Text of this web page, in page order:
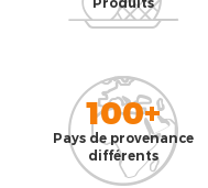
100+
Pays de provenance
différents